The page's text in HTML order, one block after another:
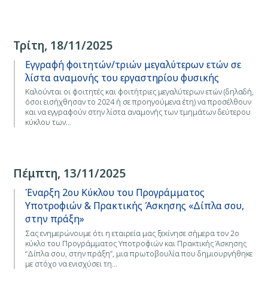
Τρίτη, 18/11/2025
Εγγραφή φοιτητών/τριών μεγαλύτερων ετών σε
λίστα αναμονής του εργαστηρίου φυσικής
Καλούνται οι φοιτητές και φοιτήτριες μεγαλύτερων ετών (δηλαδή,
όσοι εισήχθησαν το 2024 ή σε προηγούμενα έτη) να προσέλθουν
και να εγγραφούν στην λίστα αναμονής των τμημάτων δεύτερου
κύκλου των…
Πέμπτη, 13/11/2025
Έναρξη 2ου Κύκλου του Προγράμματος
Υποτροφιών & Πρακτικής Άσκησης «Δίπλα σου,
στην πράξη»
Σας ενημερώνουμε ότι η εταιρεία μας ξεκίνησε σήμερα τον 2ο
κύκλο του Προγράμματος Υποτροφιών και Πρακτικής Άσκησης
“Δίπλα σου, στην πράξη”, μια πρωτοβουλία που δημιουργήθηκε
με στόχο να ενισχύσει τη…